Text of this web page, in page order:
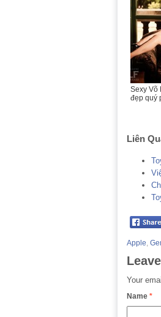
Sexy Võ
đẹp quý
Liên
Apple,
Your
Name *